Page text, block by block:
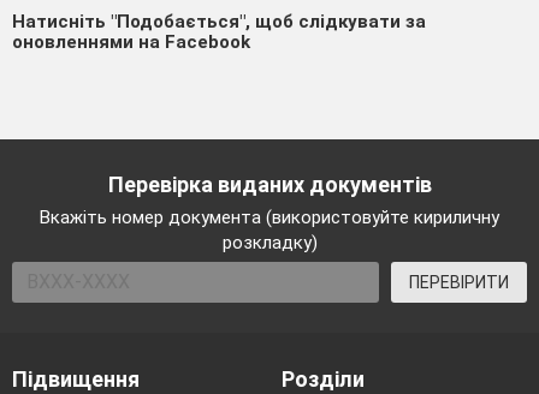
Натисніть "Подобається", щоб слідкувати за
оновленнями на Facebook
Перевірка виданих документів
Вкажіть номер документа (використовуйте кириличну
розкладку)
ПЕРЕВІРИТИ
Підвищення
Розділи